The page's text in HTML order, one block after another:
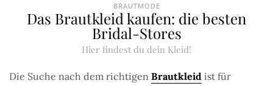
BRAUTMODE
Das Brautkleid kaufen: die besten
Bridal-Stores
Hier findest du dein Kleid!
Die Suche nach dem richtigen Brautkleid ist für